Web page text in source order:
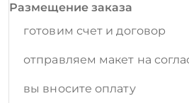
Размещение заказа
готовим счет и договор
отправляем макет на
вы вносите оплату